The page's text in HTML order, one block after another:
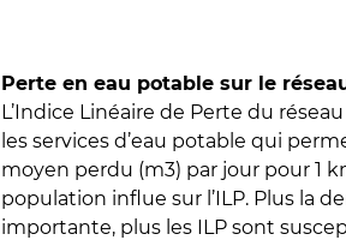
Perte en eau potable sur le
L’Indice Linéaire de Perte du
les services d’eau potable qui
moyen perdu (m3) par jour pour 1
population influe sur l’ILP. Plus la
importante, plus les ILP sont